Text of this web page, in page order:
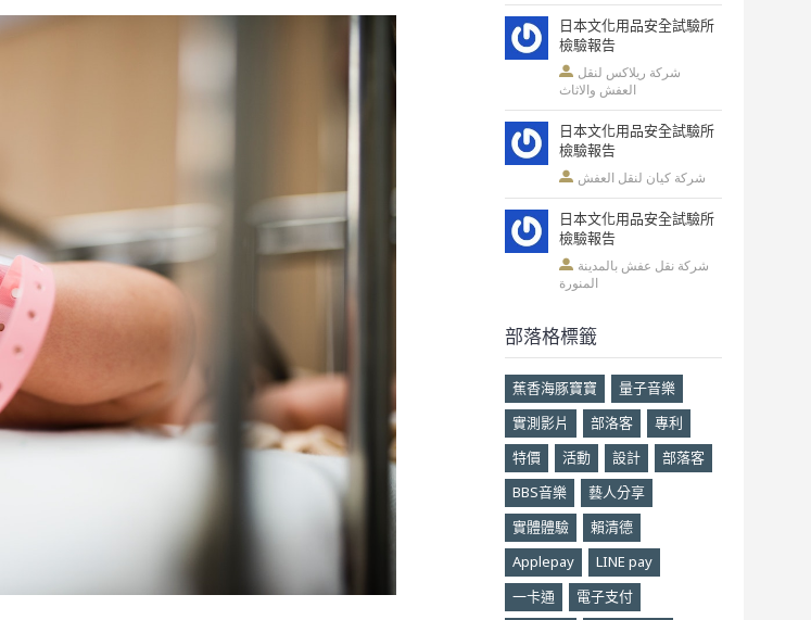
日本文化用品安全試驗所
檢驗報告
شركة ريلاكس لنقل
العفش والاثاث
日本文化用品安全試驗所
檢驗報告
شركة كيان لنقل العفش
日本文化用品安全試驗所
檢驗報告
شركة نقل عفش بالمدينة
المنورة
部落格標籤
蕉香海豚寶寶
量子音樂
實測影片
部洛客
專利
特價
活動 設計
部落客
BBS音樂
藝人分享
實體體驗
賴清德
Applepay
LINE pay
一卡通
電子支付